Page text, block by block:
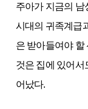
주아가 지금의 남
시대의 귀족계급
은 받아들여야 할
것은 집에 있어서
어났다.